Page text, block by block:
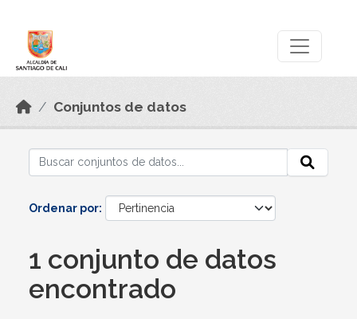
Conjuntos de datos
Ordenar por
1 conjunto de datos
encontrado